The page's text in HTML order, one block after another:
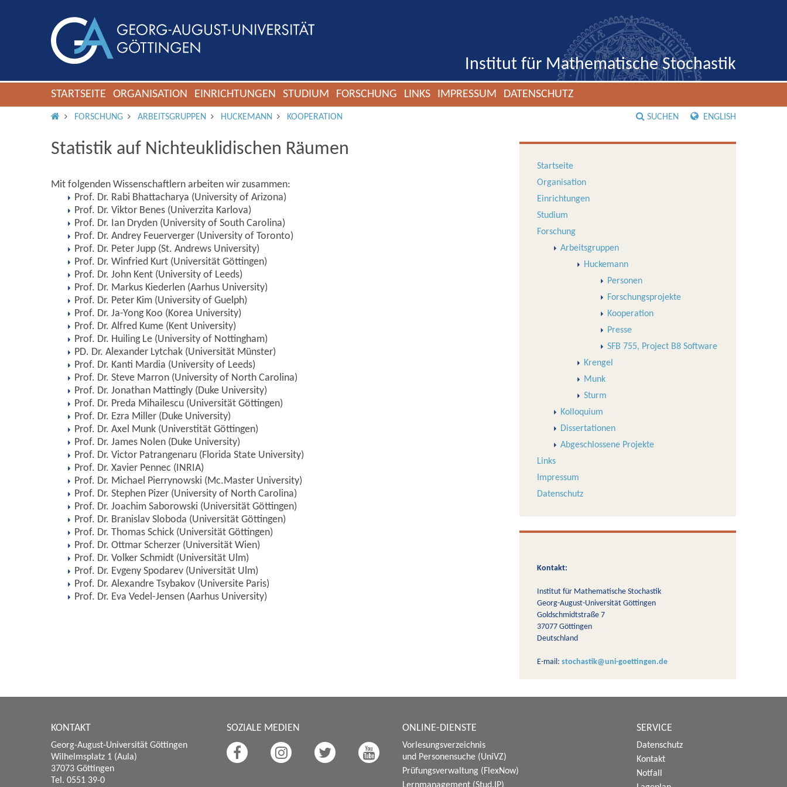
Institut für Mathematische Stochastik
STARTSEITE ORGANISATION EINRICHTUNGEN STUDIUM FORSCHUNG LINKS IMPRESSUM DATENSCHUTZ
IMS ROOT
FORSCHUNG ARBEITSGRUPPEN HUCKEMANN KOOPERATION SUCHEN ENGLISH
Statistik auf Nichteuklidischen Räumen
Mit folgenden Wissenschaftlern arbeiten wir zusammen:
Prof. Dr. Rabi Bhattacharya (University of Arizona)
Prof. Dr. Viktor Benes (Univerzita Karlova)
Prof. Dr. Ian Dryden (University of South Carolina)
Prof. Dr. Andrey Feuerverger (University of Toronto)
Prof. Dr. Peter Jupp (St. Andrews University)
Prof. Dr. Winfried Kurt (Universität Göttingen)
Prof. Dr. John Kent (University of Leeds)
Prof. Dr. Markus Kiederlen (Aarhus University)
Prof. Dr. Peter Kim (University of Guelph)
Prof. Dr. Ja-Yong Koo (Korea University)
Prof. Dr. Alfred Kume (Kent University)
Prof. Dr. Huiling Le (University of Nottingham)
PD. Dr. Alexander Lytchak (Universität Münster)
Prof. Dr. Kanti Mardia (University of Leeds)
Prof. Dr. Steve Marron (University of North Carolina)
Prof. Dr. Jonathan Mattingly (Duke University)
Prof. Dr. Preda Mihailescu (Universität Göttingen)
Prof. Dr. Ezra Miller (Duke University)
Prof. Dr. Axel Munk (Universtität Göttingen)
Prof. Dr. James Nolen (Duke University)
Prof. Dr. Victor Patrangenaru (Florida State University)
Prof. Dr. Xavier Pennec (INRIA)
Prof. Dr. Michael Pierrynowski (Mc.Master University)
Prof. Dr. Stephen Pizer (University of North Carolina)
Prof. Dr. Joachim Saborowski (Universität Göttingen)
Prof. Dr. Branislav Sloboda (Universität Göttingen)
Prof. Dr. Thomas Schick (Universität Göttingen)
Prof. Dr. Ottmar Scherzer (Universität Wien)
Prof. Dr. Volker Schmidt (Universität Ulm)
Prof. Dr. Evgeny Spodarev (Universität Ulm)
Prof. Dr. Alexandre Tsybakov (Universite Paris)
Prof. Dr. Eva Vedel-Jensen (Aarhus University)
Startseite
Organisation
Einrichtungen
Studium
Forschung
Arbeitsgruppen
Huckemann
Personen
Forschungsprojekte
Kooperation
Presse
SFB 755, Project B8 Software
Krengel
Munk
Sturm
Kolloquium
Dissertationen
Abgeschlossene Projekte
Links
Impressum
Datenschutz
Kontakt:
Institut für Mathematische Stochastik
Georg-August-Universität Göttingen
Goldschmidtstraße 7
37077 Göttingen
Deutschland
E-mail: stochastik@uni-goettingen.de
KONTAKT
Georg-August-Universität Göttingen
Wilhelmsplatz 1 (Aula)
37073 Göttingen
Tel. 0551 39-0
SOZIALE MEDIEN ONLINE-DIENSTE
Vorlesungsverzeichnis
und Personensuche (UniVZ)
Prüfungsverwaltung (FlexNow)
SERVICE
Datenschutz
Kontakt
Notfall